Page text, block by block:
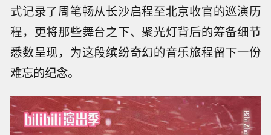
式记录了周笔畅从长沙启程至北京收官的巡演历
程，更将那些舞台之下、聚光灯背后的筹备细节
悉数呈现，为这段缤纷奇幻的音乐旅程留下一份
难忘的纪念。